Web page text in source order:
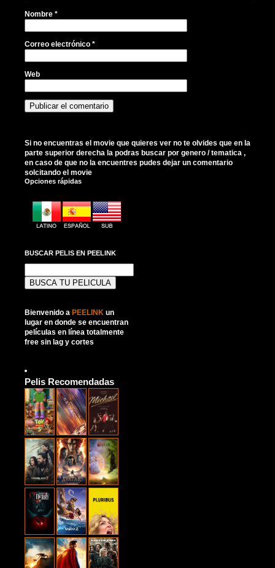
Nombre *
Correo electrónico *
Web
Si no encuentras el movie que quieres ver no te olvides que en la
parte superior derecha la podras buscar por genero / tematica ,
en caso de que no la encuentres pudes dejar un comentario
solcitando el movie
Opciones rápidas
BUSCAR PELIS EN PEELINK
Bienvenido a PEELINK un
lugar en donde se encuentran
películas en línea totalmente
free sin lag y cortes
Pelis Recomendadas